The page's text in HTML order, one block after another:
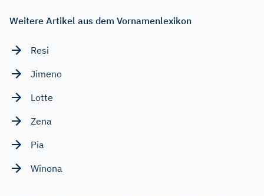
Weitere Artikel aus dem Vornamenlexikon
Resi
Jimeno
Lotte
Zena
Pia
Winona